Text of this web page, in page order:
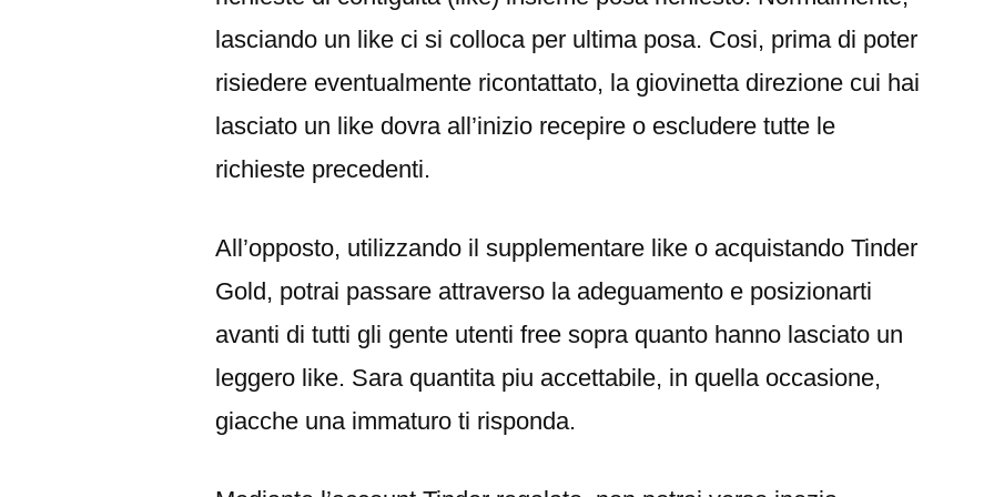
lasciando un like ci si colloca per ultima posa. Cosi, prima di poter
risiedere eventualmente ricontattato, la giovinetta direzione cui hai
lasciato un like dovra all’inizio recepire o escludere tutte le
richieste precedenti.
All’opposto, utilizzando il supplementare like o acquistando Tinder
Gold, potrai passare attraverso la adeguamento e posizionarti
avanti di tutti gli gente utenti free sopra quanto hanno lasciato un
leggero like. Sara quantita piu accettabile, in quella occasione,
giacche una immaturo ti risponda.